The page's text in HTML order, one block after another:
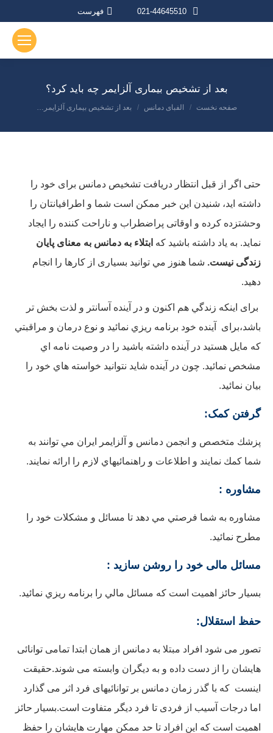
021-44645510 فهرست
بعد از تشخیص بیماری آلزایمر چه باید کرد؟
مکان شما:
صفحه نخست الفبای دمانس بعد از تشخیص بیماری آلزایمر…
حتی اگر از قبل انتظار دریافت تشخيص دمانس برای خود را
داشته اید، شنیدن این خبر ممکن است شما و اطرافیانتان را
وحشتزده کرده و اوقاتی پراضطراب و ناراحت کننده را ایجاد
نماید. به یاد داشته باشید که ابتلاء به دمانس به معنای پایان
زندگی نیست. شما هنوز مي توانيد بسیاری از كارها را انجام
دهيد.
برای اینکه زندگي هم اکنون و در آينده آسانتر و لذت بخش تر
باشد،برای آينده خود برنامه ريزي نمائيد و نوع درمان و مراقبتي
كه مايل هستيد در آينده داشته باشيد را در وصيت نامه اي
مشخص نمائيد. چون در آينده شايد نتوانيد خواسته هاي خود را
بيان نمائيد.
گرفتن کمک:
پزشك متخصص و انجمن دمانس و آلزايمر ايران مي توانند به
شما كمك نمايند و اطلاعات و راهنمائيهاي لازم را ارائه نمايند.
مشاوره :
مشاوره به شما فرصتي مي دهد تا مسائل و مشكلات خود را
مطرح نمائید.
مسائل مالی خود را روشن سازید :
بسيار حائز اهميت است كه مسائل مالي را برنامه ريزي نمائيد.
حفظ استقلال:
تصور می شود افراد مبتلا به دمانس از همان ابتدا تمامی توانائی
هایشان را از دست داده و به دیگران وابسته می شوند.حقیقت
اینست که با گذر زمان دمانس بر توانائیهای فرد اثر می گذارد
اما درجات آسیب از فردی تا فرد دیگر متفاوت است.بسیار حائز
اهمیت است که این افراد تا حد ممکن مهارت هایشان را حفظ